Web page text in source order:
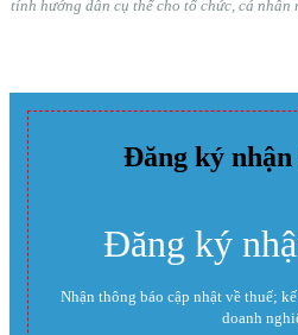
tính hướng dẫn cụ thể cho tổ chức, cá nhân
Đăng ký
Đăng ký
Nhận thông báo cập nhật về thuế;
doanh